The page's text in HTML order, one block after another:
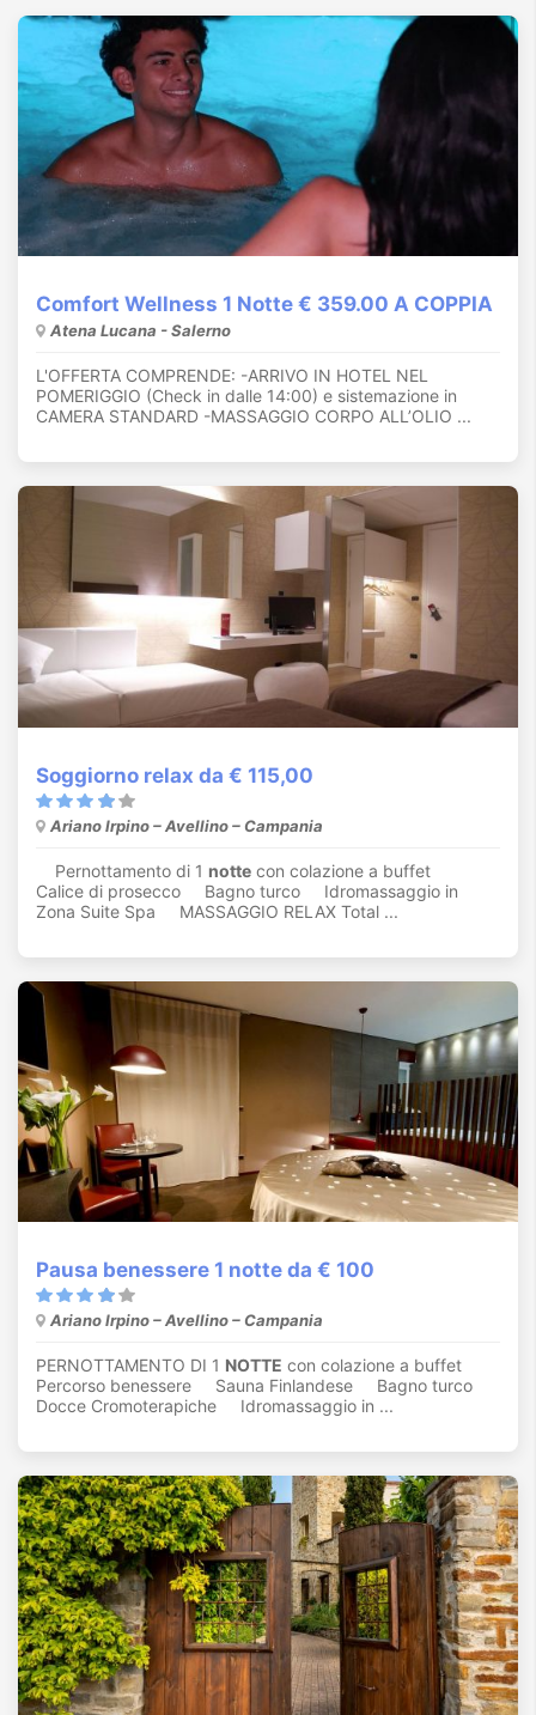
Comfort Wellness 1 Notte € 359.00 A COPPIA
Atena Lucana - Salerno
L'OFFERTA COMPRENDE: -ARRIVO IN HOTEL NEL
POMERIGGIO (Check in dalle 14:00) e sistemazione in
CAMERA STANDARD -MASSAGGIO CORPO ALL’OLIO ...
Soggiorno relax da € 115,00
Ariano Irpino – Avellino – Campania
Pernottamento di 1 notte con colazione a buffet
Calice di prosecco Bagno turco Idromassaggio in
Zona Suite Spa MASSAGGIO RELAX Total ...
Pausa benessere 1 notte da € 100
Ariano Irpino – Avellino – Campania
PERNOTTAMENTO DI 1 NOTTE con colazione a buffet
Percorso benessere Sauna Finlandese Bagno turco
Docce Cromoterapiche Idromassaggio in ...